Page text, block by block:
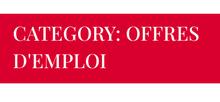
CATEGORY: OFFRES
D'EMPLOI